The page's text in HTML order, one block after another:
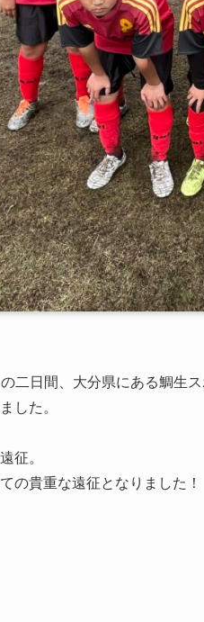
二日間、大分県にある鯛生
した。
征。
の貴重な遠征となりました！